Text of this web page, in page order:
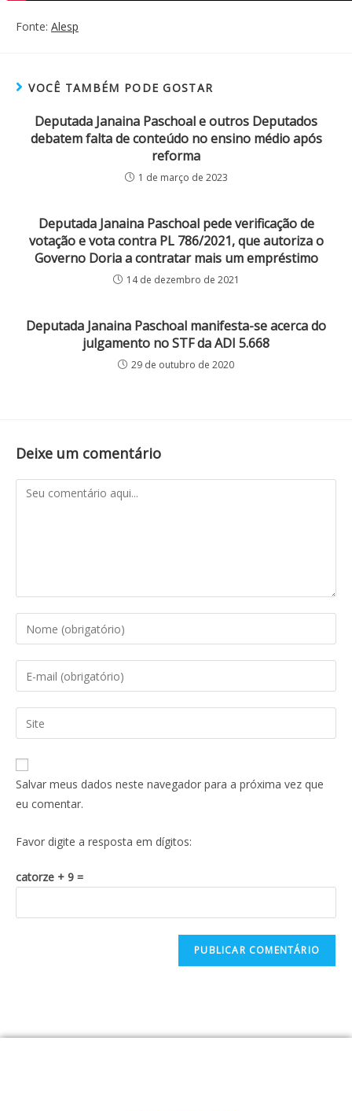
Fonte: Alesp
VOCÊ TAMBÉM PODE GOSTAR
Deputada Janaina Paschoal e outros Deputados
debatem falta de conteúdo no ensino médio após
reforma
1 de março de 2023
Deputada Janaina Paschoal pede verificação de
votação e vota contra PL 786/2021, que autoriza o
Governo Doria a contratar mais um empréstimo
14 de dezembro de 2021
Deputada Janaina Paschoal manifesta-se acerca do
julgamento no STF da ADI 5.668
29 de outubro de 2020
Deixe um comentário
Salvar meus dados neste navegador para a próxima vez que
eu comentar.
Favor digite a resposta em dígitos:
catorze + 9 =